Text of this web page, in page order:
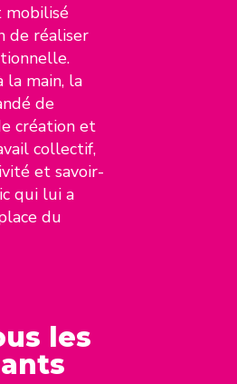
mobilisé
de réaliser
la main, la
de
création et
collectif,
et savoir-
qui lui a
du
les